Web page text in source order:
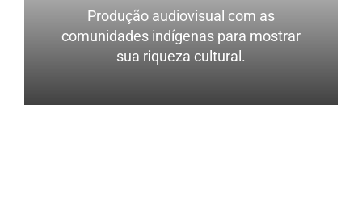
Produção audiovisual com as
comunidades indígenas para mostrar
sua riqueza cultural.